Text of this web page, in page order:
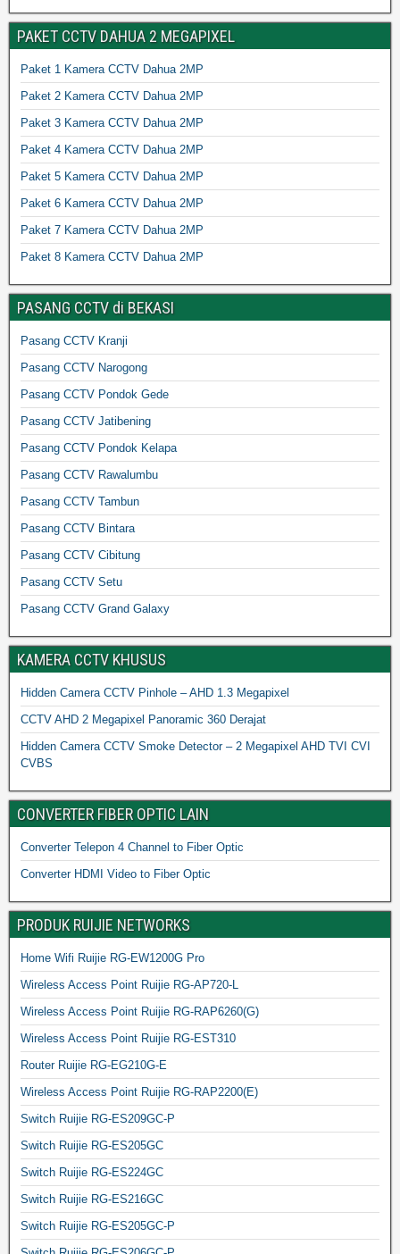
PAKET CCTV DAHUA 2 MEGAPIXEL
Paket 1 Kamera CCTV Dahua 2MP
Paket 2 Kamera CCTV Dahua 2MP
Paket 3 Kamera CCTV Dahua 2MP
Paket 4 Kamera CCTV Dahua 2MP
Paket 5 Kamera CCTV Dahua 2MP
Paket 6 Kamera CCTV Dahua 2MP
Paket 7 Kamera CCTV Dahua 2MP
Paket 8 Kamera CCTV Dahua 2MP
PASANG CCTV di BEKASI
Pasang CCTV Kranji
Pasang CCTV Narogong
Pasang CCTV Pondok Gede
Pasang CCTV Jatibening
Pasang CCTV Pondok Kelapa
Pasang CCTV Rawalumbu
Pasang CCTV Tambun
Pasang CCTV Bintara
Pasang CCTV Cibitung
Pasang CCTV Setu
Pasang CCTV Grand Galaxy
KAMERA CCTV KHUSUS
Hidden Camera CCTV Pinhole – AHD 1.3 Megapixel
CCTV AHD 2 Megapixel Panoramic 360 Derajat
Hidden Camera CCTV Smoke Detector – 2 Megapixel AHD TVI CVI
CVBS
CONVERTER FIBER OPTIC LAIN
Converter Telepon 4 Channel to Fiber Optic
Converter HDMI Video to Fiber Optic
PRODUK RUIJIE NETWORKS
Home Wifi Ruijie RG-EW1200G Pro
Wireless Access Point Ruijie RG-AP720-L
Wireless Access Point Ruijie RG-RAP6260(G)
Wireless Access Point Ruijie RG-EST310
Router Ruijie RG-EG210G-E
Wireless Access Point Ruijie RG-RAP2200(E)
Switch Ruijie RG-ES209GC-P
Switch Ruijie RG-ES205GC
Switch Ruijie RG-ES224GC
Switch Ruijie RG-ES216GC
Switch Ruijie RG-ES205GC-P